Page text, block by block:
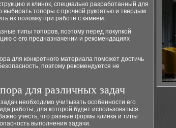
и клинок, специально разработанный для
топоры с прочной рукоятью и твердым
их поломку при работе с камнем.
типы топоров, поэтому перед покупкой
о его предназначении и рекомендациях
для конкретного материала поможет достичь
поэтому рекомендуется не
для различных задач
необходимо учитывать особенности его
работы, для которой будет использоваться
учесть, что разные формы клинка и типы
выполнения задачи.